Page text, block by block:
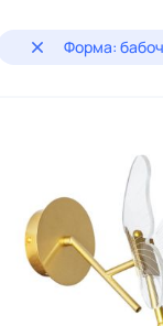
Форма: